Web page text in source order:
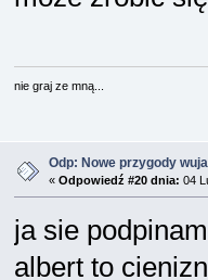
nie graj ze mną...
Odp: Nowe przygody
« Odpowiedź #20 dnia: 04
ja sie
albert to